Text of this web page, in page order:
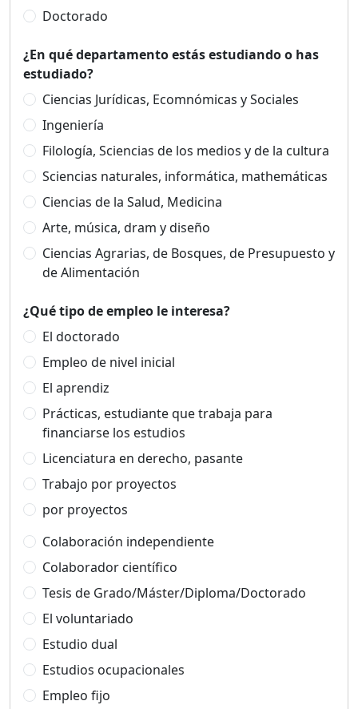
Doctorado
¿En qué departamento estás estudiando o has
estudiado?
Ciencias Jurídicas, Ecomnómicas y Sociales
Ingeniería
Filología, Sciencias de los medios y de la cultura
Sciencias naturales, informática, mathemáticas
Ciencias de la Salud, Medicina
Arte, música, dram y diseño
Ciencias Agrarias, de Bosques, de Presupuesto y
de Alimentación
¿Qué tipo de empleo le interesa?
El doctorado
Empleo de nivel inicial
El aprendiz
Prácticas, estudiante que trabaja para
financiarse los estudios
Licenciatura en derecho, pasante
Trabajo por proyectos
por proyectos
Colaboración independiente
Colaborador científico
Tesis de Grado/Máster/Diploma/Doctorado
El voluntariado
Estudio dual
Estudios ocupacionales
Empleo fijo